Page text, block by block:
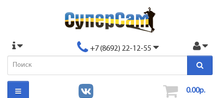
+7 (8692) 22-12-55
0.00р.